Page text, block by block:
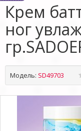
Крем
ног
Модель: SD49703